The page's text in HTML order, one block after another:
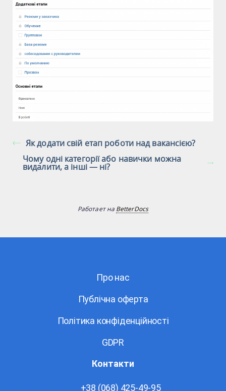
Як додати свій етап роботи над вакансією?
Чому одні категорії або навички можна
видалити, а інші — ні?
Работает на BetterDocs
Про нас
Публічна оферта
Політика конфіденційності
GDPR
Контакти
+38 (068) 425-49-95